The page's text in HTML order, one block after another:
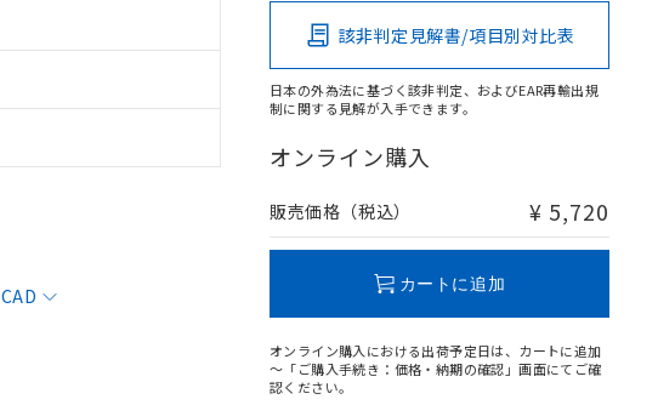
CAD
該非判定見解書/項目別対比表
日本の外為法に基づく該非判定、およびEAR再輸出規
制に関する見解が入手できます。
オンライン購入
販売価格（税込） ¥ 5,720
カートに追加
オンライン購入における出荷予定日は、カートに追加
～「ご購入手続き：価格・納期の確認」画面にてご確
認ください。